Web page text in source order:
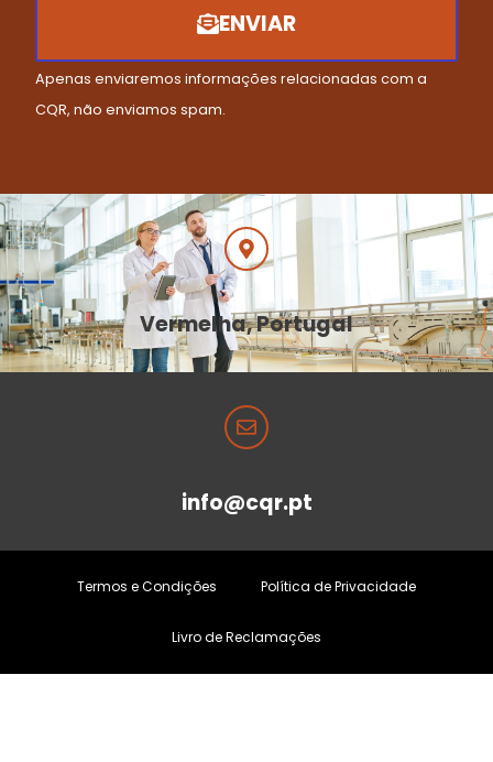
ENVIAR
Apenas enviaremos informações relacionadas com a
CQR, não enviamos spam.
Vermelha, Portugal
info@cqr.pt
Termos e Condições Política de Privacidade
Livro de Reclamações